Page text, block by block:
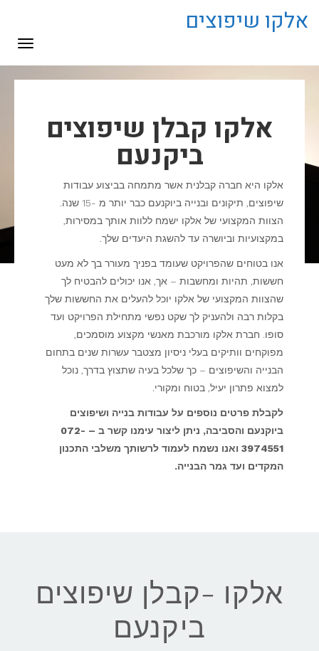
אלקו שיפוצים
אלקו קבלן שיפוצים
ביקנעם
אלקו היא חברה קבלנית אשר מתמחה בביצוע עבודות
שיפוצים, תיקונים ובנייה ביוקנעם כבר יותר מ -15 שנה.
הצוות המקצועי של אלקו ישמח ללוות אותך במסירות,
במקצועיות וביושרה עד להשגת היעדים שלך.
אנו בטוחים שהפרויקט שעומד בפניך מעורר בך לא מעט
חששות, תהיות ומחשבות – אך, אנו יכולים להבטיח לך
שהצוות המקצועי של אלקו יוכל להעלים את החששות שלך
בקלות רבה ולהעניק לך שקט נפשי מתחילת הפרויקט ועד
סופו. חברת אלקו מורכבת מאנשי מקצוע מוסמכים,
מפוקחים וותיקים בעלי ניסיון מצטבר עשרות שנים בתחום
הבנייה והשיפוצים – כך שלכל בעיה שתצוץ בדרך, נוכל
למצוא פתרון יעיל, בטוח ומקורי.
לקבלת פרטים נוספים על עבודות בנייה ושיפוצים
ביוקנעם והסביבה, ניתן ליצור עימנו קשר ב – 072-
3974551 ואנו נשמח לעמוד לרשותך משלבי התכנון
המקדים ועד גמר הבנייה.
אלקו -קבלן שיפוצים
ביקנעם